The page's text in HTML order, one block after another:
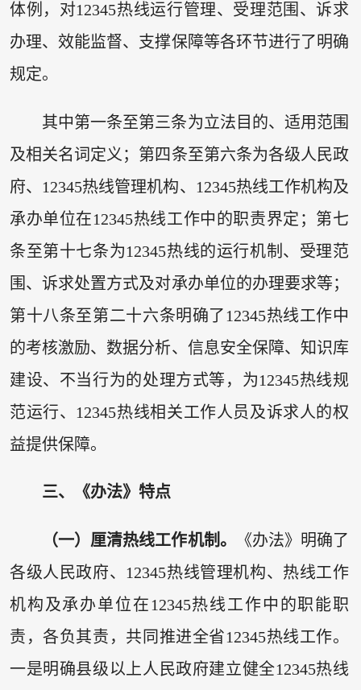
体例，对12345热线运行管理、受理范围、诉求
办理、效能监督、支撑保障等各环节进行了明确
规定。
其中第一条至第三条为立法目的、适用范围
及相关名词定义；第四条至第六条为各级人民政
府、12345热线管理机构、12345热线工作机构及
承办单位在12345热线工作中的职责界定；第七
条至第十七条为12345热线的运行机制、受理范
围、诉求处置方式及对承办单位的办理要求等；
第十八条至第二十六条明确了12345热线工作中
的考核激励、数据分析、信息安全保障、知识库
建设、不当行为的处理方式等，为12345热线规
范运行、12345热线相关工作人员及诉求人的权
益提供保障。
三、《办法》特点
（一）厘清热线工作机制。
《办法》明确了
各级人民政府、12345热线管理机构、热线工作
机构及承办单位在12345热线工作中的职能职
责，各负其责，共同推进全省12345热线工作。
一是明确县级以上人民政府建立健全12345热线